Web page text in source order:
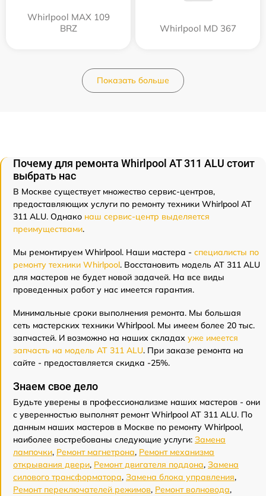
Whirlpool MAX 109
BRZ
Whirlpool MD 367
Показать больше
Почему для ремонта Whirlpool AT 311 ALU стоит
выбрать нас
В Москве существует множество сервис-центров,
предоставляющих услуги по ремонту техники Whirlpool AT
311 ALU. Однако наш сервис-центр выделяется
преимуществами.
Мы ремонтируем Whirlpool. Наши мастера - специалисты по
ремонту техники Whirlpool. Восстановить модель AT 311 ALU
для мастеров не будет новой задачей. На все виды
проведенных работ у нас имеется гарантия.
Минимальные сроки выполнения ремонта. Мы большая
сеть мастерских техники Whirlpool. Мы имеем более 20 тыс.
запчастей. И возможно на наших складах уже имеется
запчасть на модель AT 311 ALU. При заказе ремонта на
сайте - предоставляется скидка -25%.
Знаем свое дело
Будьте уверены в профессионализме наших мастеров - они
с уверенностью выполнят ремонт Whirlpool AT 311 ALU. По
данным наших мастеров в Москве по ремонту Whirlpool,
наиболее востребованы следующие услуги: Замена
лампочки, Ремонт магнетрона, Ремонт механизма
открывания двери, Ремонт двигателя поддона, Замена
силового трансформатора, Замена блока управления,
Ремонт переключателей режимов, Ремонт волновода,